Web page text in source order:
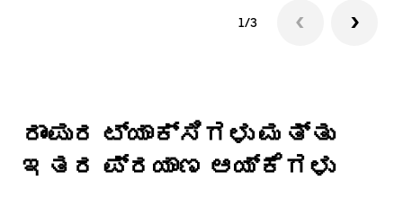
1/3
ರಾಂಪುರ ಟ್ಯಾಕ್ಸಿಗಳು ಮತ್ತು
ಇತರ ಪ್ರಯಾಣ ಆಯ್ಕೆಗಳು